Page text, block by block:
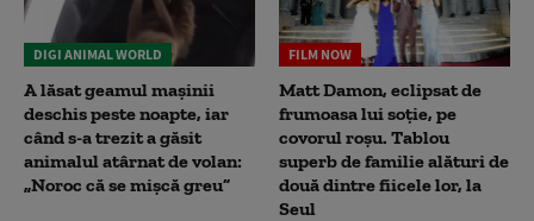
DIGI ANIMAL WORLD
A lăsat geamul mașinii
deschis peste noapte, iar
când s-a trezit a găsit
animalul atârnat de volan:
„Noroc că se mișcă greu”
FILM NOW
Matt Damon, eclipsat de
frumoasa lui soție, pe
covorul roșu. Tablou
superb de familie alături de
două dintre fiicele lor, la
Seul